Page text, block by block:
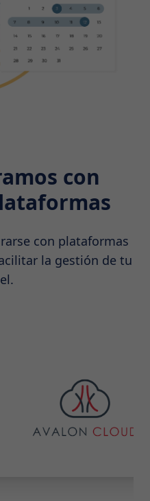
con
con plataformas
la gestión de tu